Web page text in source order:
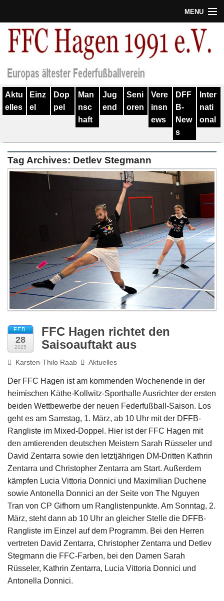
MENU
Termine
Verein
Geschichte
Training
Spieler
Aktu
elles
Einz
el
Dop
pel
Man
nsc
haft
Jug
end
Seni
oren
Vere
insn
ews
DFF
B-
New
s
Inter
nati
onal
Tag Archives: Detlev Stegmann
FEB.
28
2025
FFC Hagen richtet den
Saisoauftakt aus
Karsten-Thilo Raab Aktuelles
Der FFC Hagen ist am kommenden Wochenende in der
heimischen Käthe-Kollwitz-Sporthalle Ausrichter der ersten
beiden Wettbewerbe der neuen Federfußball-Saison. Los
geht es am Samstag, 1. März, ab 10 Uhr mit der DFFB-
Rangliste im Mixed-Doppel. Hier ist der FFC Hagen mit
den amtierenden deutschen Meistern Sarah Rüsseler und
David Zentarra sowie den letztjährigen DM-Dritten Kathrin
Zentarra und Christopher Zentarra am Start. Außerdem
kämpfen Lucia Vittoria Donnici und Maximilian Duchene
sowie Antonella Donnici an der Seite von The Nguyen
Tran von CP Gifhorn um Ranglistenpunkte. Am Sonntag, 2.
März, steht dann ab 10 Uhr an gleicher Stelle die DFFB-
Rangliste im Einzel auf dem Programm. Bei den Herren
vertreten David Zentarra, Christopher Zentarra und Detlev
Stegmann die FFC-Farben, bei den Damen Sarah
Rüsseler, Kathrin Zentarra, Lucia Vittoria Donnici und
Antonella Donnici.